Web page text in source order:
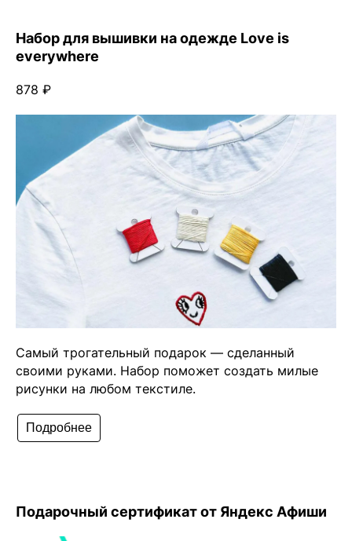
Набор для вышивки на одежде Love is
everywhere
878 ₽
Самый трогательный подарок — сделанный
своими руками. Набор поможет создать милые
рисунки на любом текстиле.
Подробнее
Подарочный сертификат от Яндекс Афиши